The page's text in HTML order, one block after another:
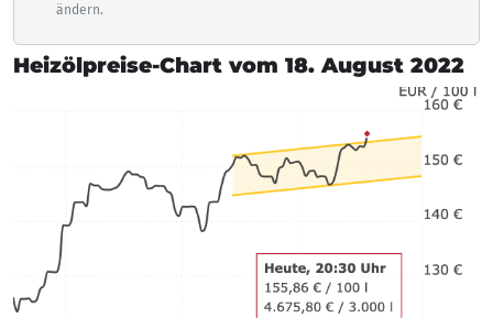
ändern.
Heizölpreise-Chart vom 18. August 2022